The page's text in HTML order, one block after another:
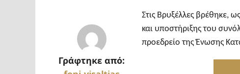
Γράφτηκε από:
Στις Βρυξέλλες βρέθηκε,
και υποστήριξης του
προεδρείο της Ένωσης